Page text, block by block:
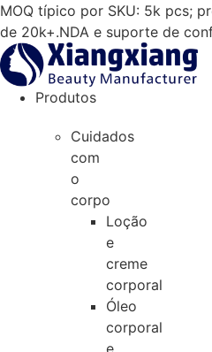
Salta
para
o
conteúdo
MOQ típico por SKU: 5k pcs;
de 20k+.NDA e suporte de
Produtos
Cuidados
com
o
corpo
Loção
e
creme
corporal
Óleo
corporal